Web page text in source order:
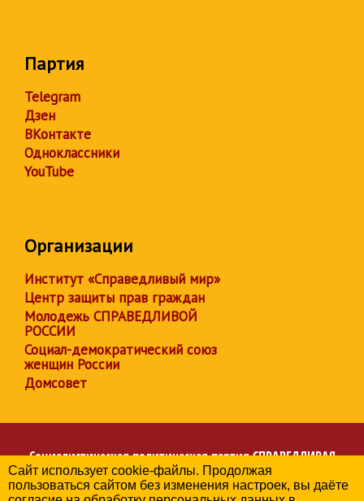
Партия
Telegram
Дзен
ВКонтакте
Одноклассники
YouTube
Организации
Институт «Справедливый мир»
Центр защиты прав граждан
Молодежь СПРАВЕДЛИВОЙ
РОССИИ
Социал-демократический союз
женщин России
Домсовет
Социалистическая политическая партияСПРАВЕДЛИВАЯ
РОССИЯ
Региональное отделение партии в Чувашской Республике
Сайт использует cookie-файлы. Продолжая
пользоваться сайтом без изменения настроек, вы даёте